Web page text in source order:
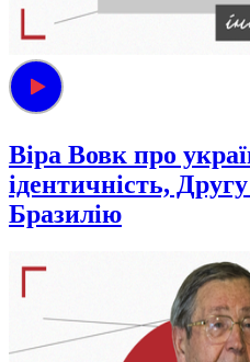
Віра Вовк про
ідентичність,
Бразилію